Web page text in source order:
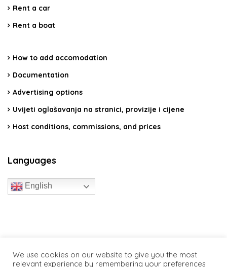
Rent a car
Rent a boat
How to add accomodation
Documentation
Advertising options
Uvijeti oglašavanja na stranici, provizije i cijene
Host conditions, commissions, and prices
Languages
English
We use cookies on our website to give you the most
relevant experience by remembering your preferences